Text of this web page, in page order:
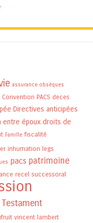
assurance obsèques
Convention PACS deces
Directives anticipées
entre époux droits de
Famille fiscalité
inhumation legs
pacs patrimoine
recel successoral
Testament
vincent lambert